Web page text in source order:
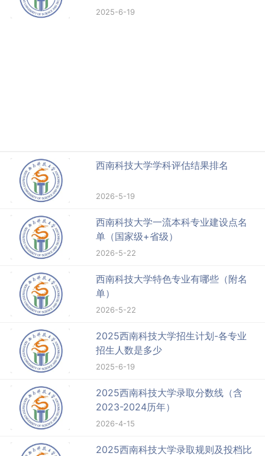
2025-6-19
西南科技大学学科评估结果排名
2026-5-19
西南科技大学一流本科专业建设点名
单（国家级+省级）
2026-5-22
西南科技大学特色专业有哪些（附名
单）
2026-5-22
2025西南科技大学招生计划-各专业
招生人数是多少
2025-6-19
2025西南科技大学录取分数线（含
2023-2024历年）
2026-4-15
2025西南科技大学录取规则及投档比